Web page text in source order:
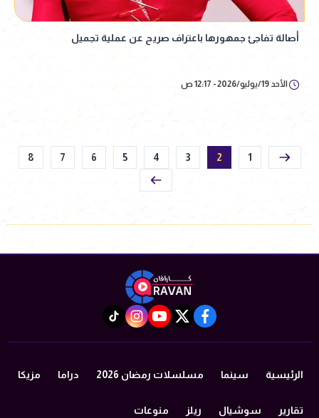
أصالة تفاجئ جمهورها باعتراف صريح عن عملية تجميل
الأحد 19/يوليو/2026 - 12:17 ص
1
2
3
4
5
6
7
8
facebook
twitter
youtube
instagram
tiktok
الرئيسية سينما مسلسلات رمضان 2026 دراما مزيكا
تقارير سوشيال ريلز منوعات